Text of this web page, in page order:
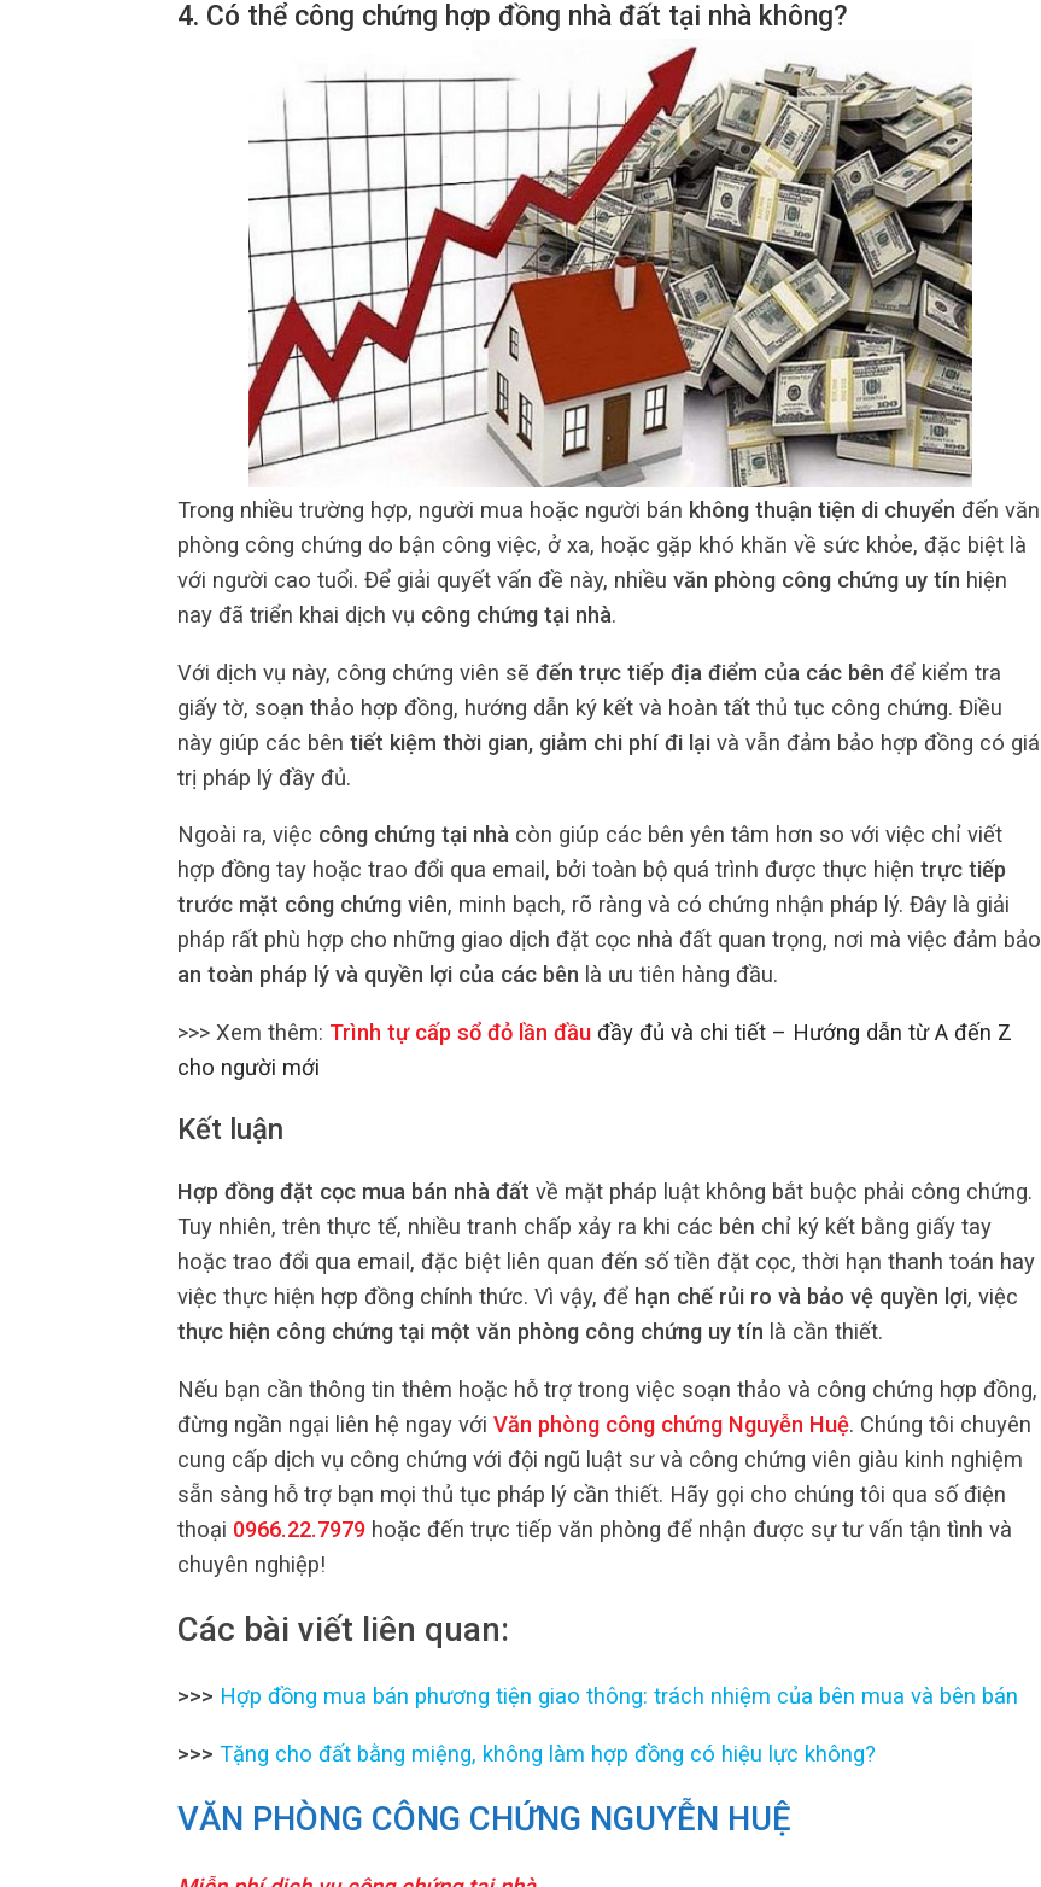
4. Có thể công chứng hợp đồng nhà đất tại nhà không?
Trong nhiều trường hợp, người mua hoặc người bán không thuận tiện di chuyển đến văn
phòng công chứng do bận công việc, ở xa, hoặc gặp khó khăn về sức khỏe, đặc biệt là
với người cao tuổi. Để giải quyết vấn đề này, nhiều văn phòng công chứng uy tín hiện
nay đã triển khai dịch vụ công chứng tại nhà.
Với dịch vụ này, công chứng viên sẽ đến trực tiếp địa điểm của các bên để kiểm tra
giấy tờ, soạn thảo hợp đồng, hướng dẫn ký kết và hoàn tất thủ tục công chứng. Điều
này giúp các bên tiết kiệm thời gian, giảm chi phí đi lại và vẫn đảm bảo hợp đồng có giá
trị pháp lý đầy đủ.
Ngoài ra, việc công chứng tại nhà còn giúp các bên yên tâm hơn so với việc chỉ viết
hợp đồng tay hoặc trao đổi qua email, bởi toàn bộ quá trình được thực hiện trực tiếp
trước mặt công chứng viên, minh bạch, rõ ràng và có chứng nhận pháp lý. Đây là giải
pháp rất phù hợp cho những giao dịch đặt cọc nhà đất quan trọng, nơi mà việc đảm bảo
an toàn pháp lý và quyền lợi của các bên là ưu tiên hàng đầu.
>>> Xem thêm: Trình tự cấp sổ đỏ lần đầu đầy đủ và chi tiết – Hướng dẫn từ A đến Z
cho người mới
Kết luận
Hợp đồng đặt cọc mua bán nhà đất về mặt pháp luật không bắt buộc phải công chứng.
Tuy nhiên, trên thực tế, nhiều tranh chấp xảy ra khi các bên chỉ ký kết bằng giấy tay
hoặc trao đổi qua email, đặc biệt liên quan đến số tiền đặt cọc, thời hạn thanh toán hay
việc thực hiện hợp đồng chính thức. Vì vậy, để hạn chế rủi ro và bảo vệ quyền lợi, việc
thực hiện công chứng tại một văn phòng công chứng uy tín là cần thiết.
Nếu bạn cần thông tin thêm hoặc hỗ trợ trong việc soạn thảo và công chứng hợp đồng,
đừng ngần ngại liên hệ ngay với Văn phòng công chứng Nguyễn Huệ. Chúng tôi chuyên
cung cấp dịch vụ công chứng với đội ngũ luật sư và công chứng viên giàu kinh nghiệm
sẵn sàng hỗ trợ bạn mọi thủ tục pháp lý cần thiết. Hãy gọi cho chúng tôi qua số điện
thoại 0966.22.7979 hoặc đến trực tiếp văn phòng để nhận được sự tư vấn tận tình và
chuyên nghiệp!
Các bài viết liên quan:
>>> Hợp đồng mua bán phương tiện giao thông: trách nhiệm của bên mua và bên bán
>>> Tặng cho đất bằng miệng, không làm hợp đồng có hiệu lực không?
VĂN PHÒNG CÔNG CHỨNG NGUYỄN HUỆ